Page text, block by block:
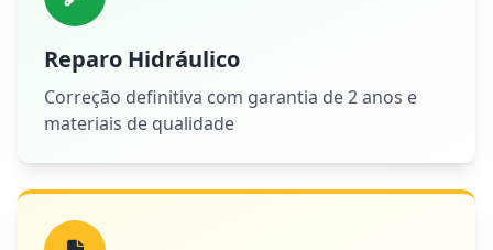
Reparo Hidráulico
Correção definitiva com garantia de 2 anos e
materiais de qualidade